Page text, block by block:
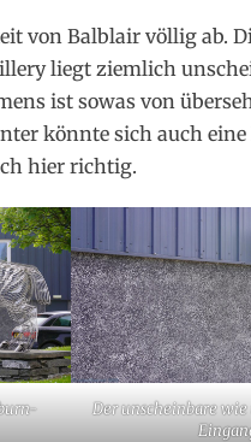
von Balblair völlig ab.
liegt ziemlich
ist sowas von
könnte sich auch
hier richtig.
Der unscheinbare